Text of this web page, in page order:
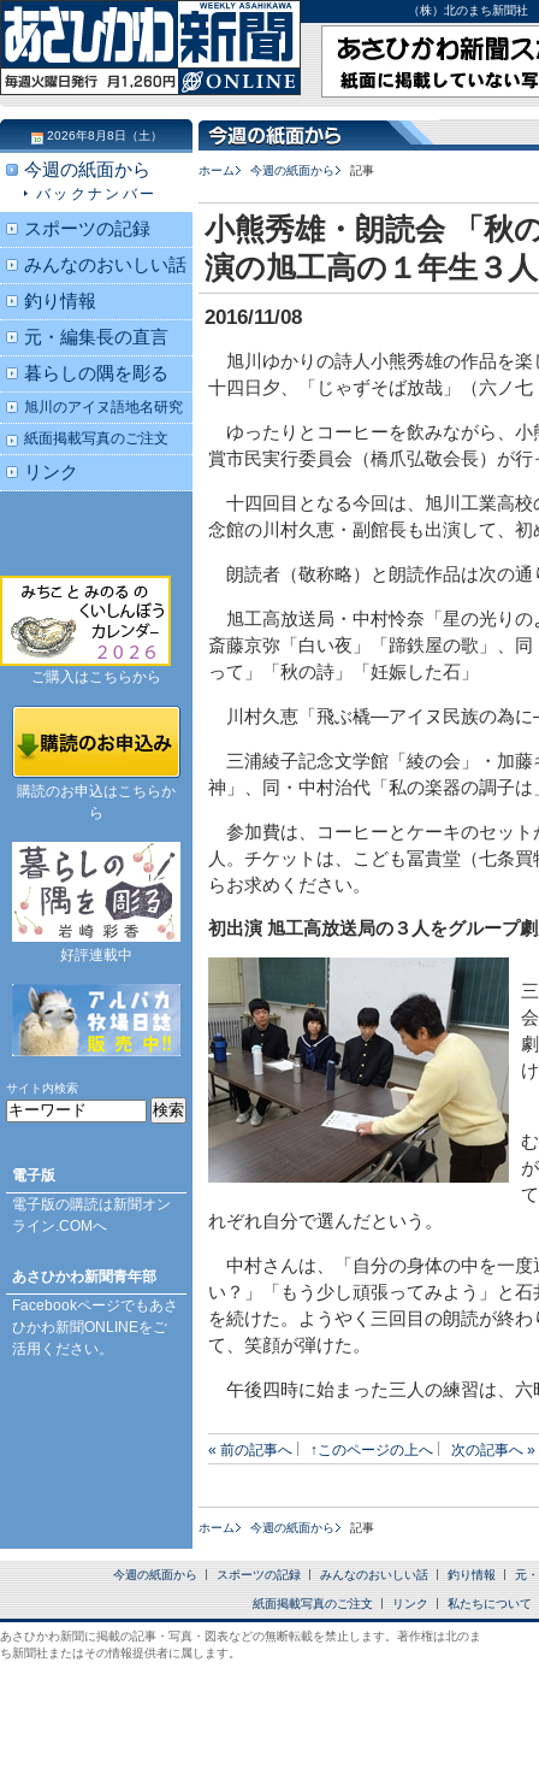
（株）北のまち新聞
ホーム 今週の紙面から 記事
小熊秀雄・朗読会 「秋
演の旭工高の１年生３
2016/11/08
旭川ゆかりの詩人小熊秀雄の作品を楽
十四日夕、「じゃずそば放哉」（六ノ
ゆったりとコーヒーを飲みながら、小
賞市民実行委員会（橋爪弘敬会長）が
十四回目となる今回は、旭川工業高校
念館の川村久恵・副館長も出演して、
朗読者（敬称略）と朗読作品は次の通
旭工高放送局・中村怜奈「星の光りの
斎藤京弥「白い夜」「蹄鉄屋の歌」、
って」「秋の詩」「妊娠した石」
川村久恵「飛ぶ橇―アイヌ民族の為
三浦綾子記念文学館「綾の会」・加
神」、同・中村治代「私の楽器の調子
参加費は、コーヒーとケーキのセット
人。チケットは、こども冨貴堂（七条
らお求めください。
初出演 旭工高放送局の３人をグループ
れぞれ自分で選んだという。
中村さんは、「自分の身体の中を一
い？」「もう少し頑張ってみよう」と
を続けた。ようやく三回目の朗読が終
て、笑顔が弾けた。
午後四時に始まった三人の練習は、六
« 前の記事へ ↑このページの上へ 次の記事へ »
ホーム 今週の紙面から 記事
2026年8月8日（土）
今週の紙面から
バックナンバー
スポーツの記録
みんなのおいしい話
釣り情報
元・編集長の直言
暮らしの隅を彫る
旭川のアイヌ語地名研究
紙面掲載写真のご注文
リンク
ご購入はこちらから
購読のお申込はこちらか
ら
好評連載中
サイト内検索
電子版
電子版の購読は新聞オン
ライン.COMへ
あさひかわ新聞青年部
Facebookページでもあさ
ひかわ新聞ONLINEをご
活用ください。
今週の紙面から スポーツの記録 みんなのおいしい話 釣り情報 元
紙面掲載写真のご注文 リンク 私たちについて
あさひかわ新聞に掲載の記事・写真・図表などの無断転載を禁止します。著作権は北のま
ち新聞社またはその情報提供者に属します。